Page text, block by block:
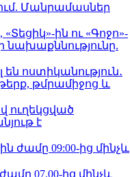
Մանրամասներ
ին ու «Գոջո»-
նախաքննությունը.
ոստիկանություն․
թմրամիջոց և
ուղեկցված
է
ժամը 09:00-ից մինչև
ժամը 07.00-ից մինչև